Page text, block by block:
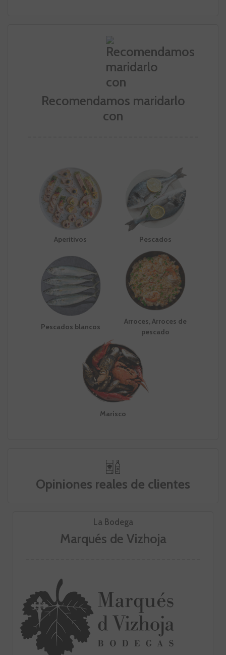
La Bodega
Marqués de Vizhoja
Recomendamos maridarlo
con
Aperitivos Pescados
Pescados blancos
Arroces, Arroces de
pescado
Marisco
Opiniones reales de clientes